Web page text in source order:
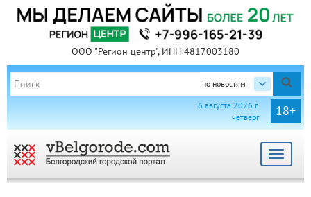
ООО "Регион центр", ИНН 4817003180
по новостям
18+
6 августа 2026 г.
четверг
Toggle